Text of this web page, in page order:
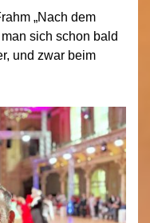
„Nach dem
sich schon bald
und zwar beim